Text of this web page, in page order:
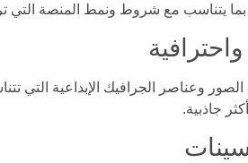
يتناسب مع شروط ونمط المنصة
وعناصر الجرافيك الإبداعية التي
جاذبية.